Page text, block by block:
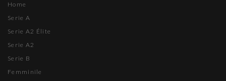
Home
Serie A
Serie A2 Élite
Serie A2
Serie B
Femminile